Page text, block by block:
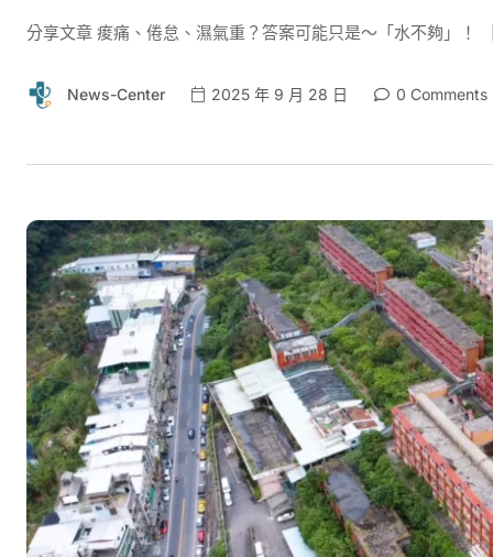
分享文章 痠痛、倦怠、濕氣重？答案可能只是～「水不夠」
News-Center 2025 年 9 月 28 日 0 Comments